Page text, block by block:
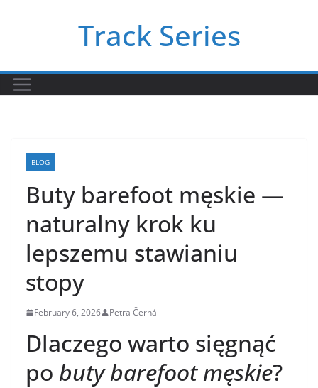
Track Series
BLOG
Buty barefoot męskie —
naturalny krok ku
lepszemu stawianiu
stopy
February 6, 2026 Petra Černá
Dlaczego warto sięgnąć
po buty barefoot męskie?